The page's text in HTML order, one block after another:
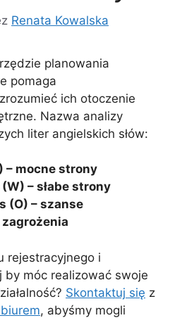
Renata Kowalska
planowania
pomaga
ich otoczenie
Nazwa analizy
liter angielskich słów:
– mocne strony
– słabe strony
(O) – szanse
rejestracyjnego i
by móc realizować swoje
Skontaktuj się z
, abyśmy mogli